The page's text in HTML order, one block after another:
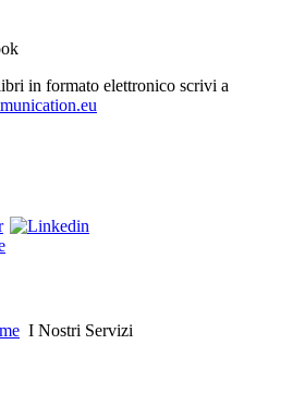
in formato elettronico scrivi a
I Nostri Servizi